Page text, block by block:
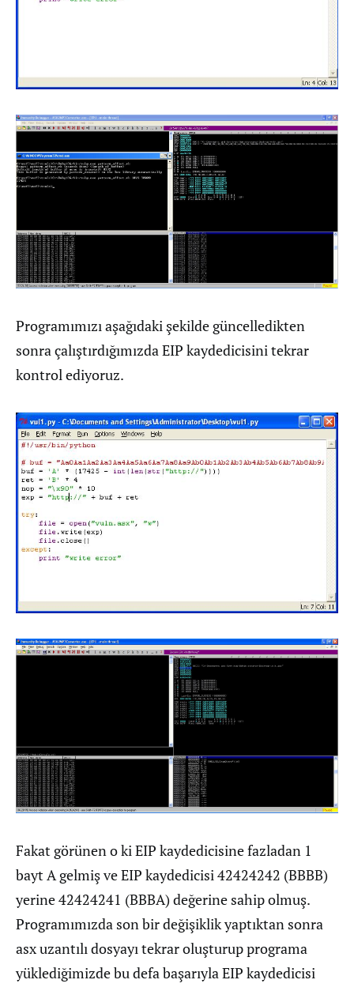
Programımızı aşağıdaki şekilde güncelledikten
sonra çalıştırdığımızda EIP kaydedicisini tekrar
kontrol ediyoruz.
Fakat görünen o ki EIP kaydedicisine fazladan 1
bayt A gelmiş ve EIP kaydedicisi 42424242 (BBBB)
yerine 42424241 (BBBA) değerine sahip olmuş.
Programımızda son bir değişiklik yaptıktan sonra
asx uzantılı dosyayı tekrar oluşturup programa
yüklediğimizde bu defa başarıyla EIP kaydedicisi